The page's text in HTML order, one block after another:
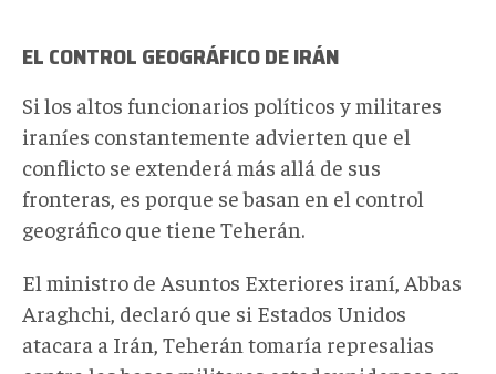
EL CONTROL GEOGRÁFICO DE IRÁN
Si los altos funcionarios políticos y militares
iraníes constantemente advierten que el
conflicto se extenderá más allá de sus
fronteras, es porque se basan en el control
geográfico que tiene Teherán.
El ministro de Asuntos Exteriores iraní, Abbas
Araghchi, declaró que si Estados Unidos
atacara a Irán, Teherán tomaría represalias